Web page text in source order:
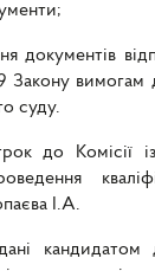
документів
Закону вимогам
суду.
до Комісії
І.А.
кандидатом